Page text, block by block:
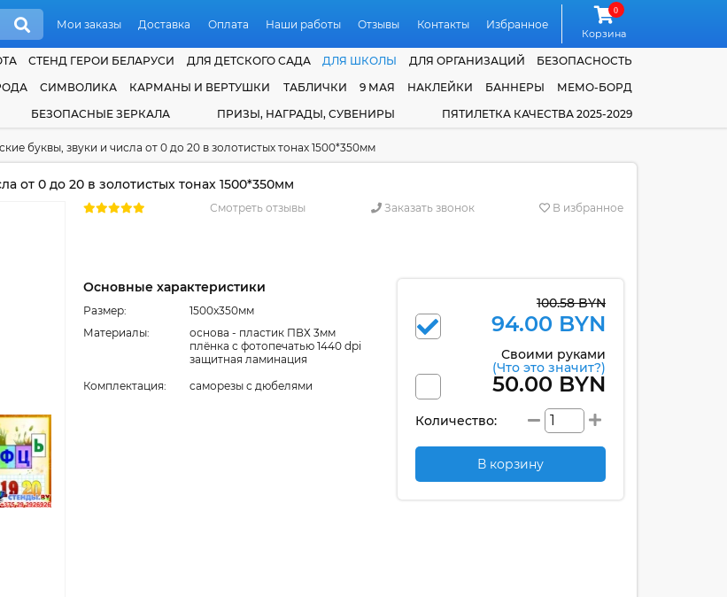
Мои заказы Доставка Оплата Наши работы Отзывы Контакты Избранное
0
Корзина
СТЕНД ГЕРОИ БЕЛАРУСИ ДЛЯ ДЕТСКОГО САДА ДЛЯ ШКОЛЫ ДЛЯ ОРГАНИЗАЦИЙ
БЕЗОПАСНОСТЬ
СИМВОЛИКА КАРМАНЫ И ВЕРТУШКИ ТАБЛИЧКИ 9 МАЯ НАКЛЕЙКИ БАННЕРЫ
МЕМО-БОРД
БЕЗОПАСНЫЕ ЗЕРКАЛА ПРИЗЫ, НАГРАДЫ, СУВЕНИРЫ ПЯТИЛЕТКА КАЧЕСТВА 2025-2029
буквы, звуки и числа от 0 до 20 в золотистых тонах 1500*350мм
от 0 до 20 в золотистых тонах 1500*350мм
Смотреть отзывы Заказать звонок В избранное
Основные характеристики
Размер:
1500x350мм
Материалы:
основа - пластик ПВХ 3мм
плёнка с фотопечатью 1440 dpi
защитная ламинация
Комплектация:
cаморезы с дюбелями
100.58 BYN
94.00 BYN
Своими руками
(Что это значит?)
50.00 BYN
Количество:
В корзину